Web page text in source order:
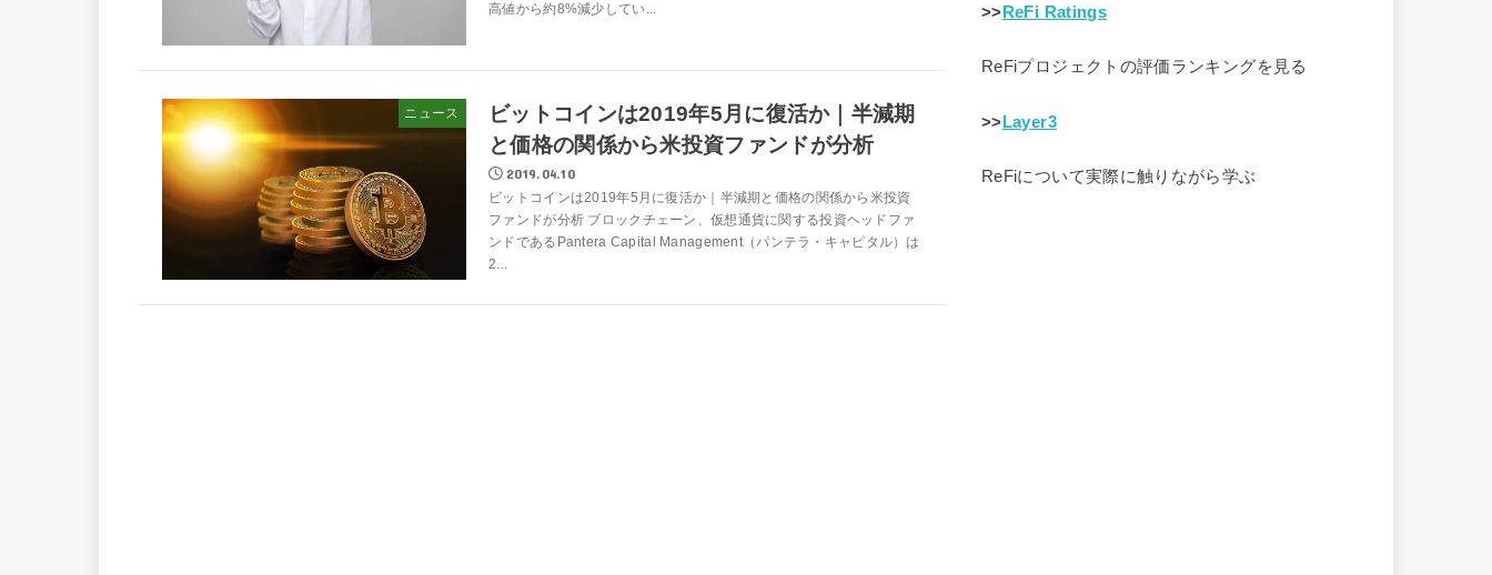
高値から約8%減少してい...
ニュース
ビットコインは2019年5月に復活か｜半減期
と価格の関係から米投資ファンドが分析
2019.04.10
ビットコインは2019年5月に復活か｜半減期と価格の関係から米投資
ファンドが分析 ブロックチェーン、仮想通貨に関する投資ヘッドファ
ンドであるPantera Capital Management（パンテラ・キャピタル）は
2...
>> ReFi Ratings
ReFiプロジェクトの評価ランキングを見る
>>Layer3
ReFiについて実際に触りながら学ぶ